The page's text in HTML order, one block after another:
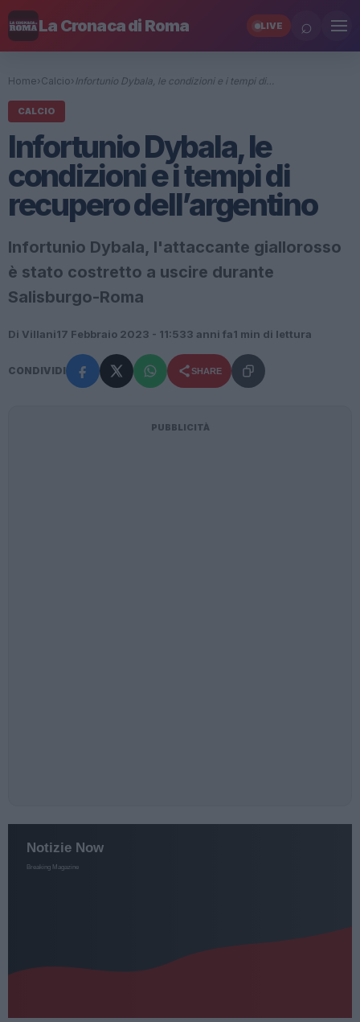
La Cronaca di Roma LIVE ⌕
Home› Calcio› Infortunio Dybala, le condizioni e i tempi di…
CALCIO
Infortunio Dybala, le
condizioni e i tempi di
recupero dell’argentino
Infortunio Dybala, l'attaccante giallorosso
è stato costretto a uscire durante
Salisburgo-Roma
Di Villani17 Febbraio 2023 - 11:533 anni fa1 min di lettura
CONDIVIDI SHARE
PUBBLICITÀ